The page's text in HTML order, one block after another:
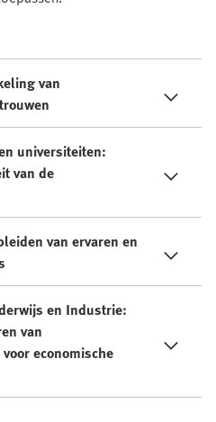
van
universiteiten:
van de
van ervaren en
en Industrie:
van
economische